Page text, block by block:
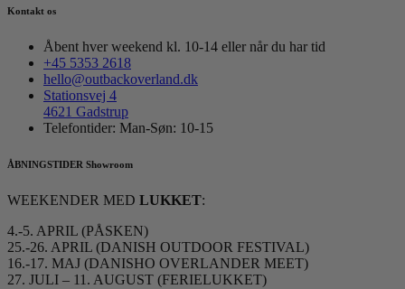
Kontakt os
Åbent hver weekend kl. 10-14 eller når du har tid
+45 5353 2618
hello@outbackoverland.dk
Stationsvej 4
4621 Gadstrup
Telefontider: Man-Søn: 10-15
ÅBNINGSTIDER Showroom
WEEKENDER MED LUKKET:
4.-5. APRIL (PÅSKEN)
25.-26. APRIL (DANISH OUTDOOR FESTIVAL)
16.-17. MAJ (DANISHO OVERLANDER MEET)
27. JULI – 11. AUGUST (FERIELUKKET)